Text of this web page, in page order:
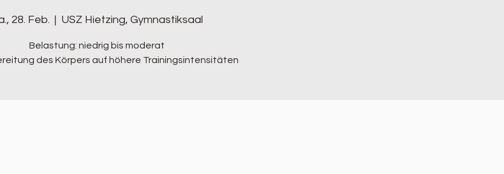
28. Feb.
  |
USZ Hietzing, Gymnastiksaal
Belastung: niedrig bis moderat
des Körpers auf höhere Trainingsintensitäten